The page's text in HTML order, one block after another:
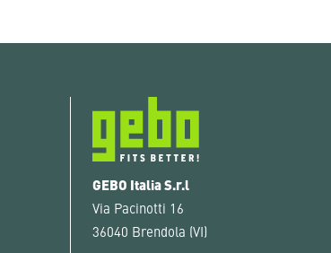
GEBO Italia S.r.l
Via Pacinotti 16
36040 Brendola (VI)